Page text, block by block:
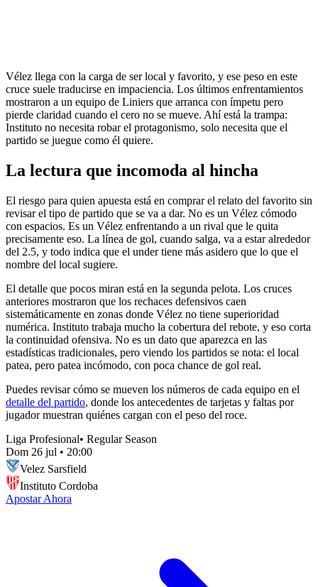
Vélez llega con la carga de ser local y favorito, y ese peso en este
cruce suele traducirse en impaciencia. Los últimos enfrentamientos
mostraron a un equipo de Liniers que arranca con ímpetu pero
pierde claridad cuando el cero no se mueve. Ahí está la trampa:
Instituto no necesita robar el protagonismo, solo necesita que el
partido se juegue como él quiere.
La lectura que incomoda al hincha
El riesgo para quien apuesta está en comprar el relato del favorito sin
revisar el tipo de partido que se va a dar. No es un Vélez cómodo
con espacios. Es un Vélez enfrentando a un rival que le quita
precisamente eso. La línea de gol, cuando salga, va a estar alrededor
del 2.5, y todo indica que el under tiene más asidero que lo que el
nombre del local sugiere.
El detalle que pocos miran está en la segunda pelota. Los cruces
anteriores mostraron que los rechaces defensivos caen
sistemáticamente en zonas donde Vélez no tiene superioridad
numérica. Instituto trabaja mucho la cobertura del rebote, y eso corta
la continuidad ofensiva. No es un dato que aparezca en las
estadísticas tradicionales, pero viendo los partidos se nota: el local
patea, pero patea incómodo, con poca chance de gol real.
Puedes revisar cómo se mueven los números de cada equipo en el
detalle del partido, donde los antecedentes de tarjetas y faltas por
jugador muestran quiénes cargan con el peso del roce.
Liga Profesional• Regular Season
Dom 26 jul • 20:00
Velez Sarsfield
Instituto Cordoba
Apostar Ahora